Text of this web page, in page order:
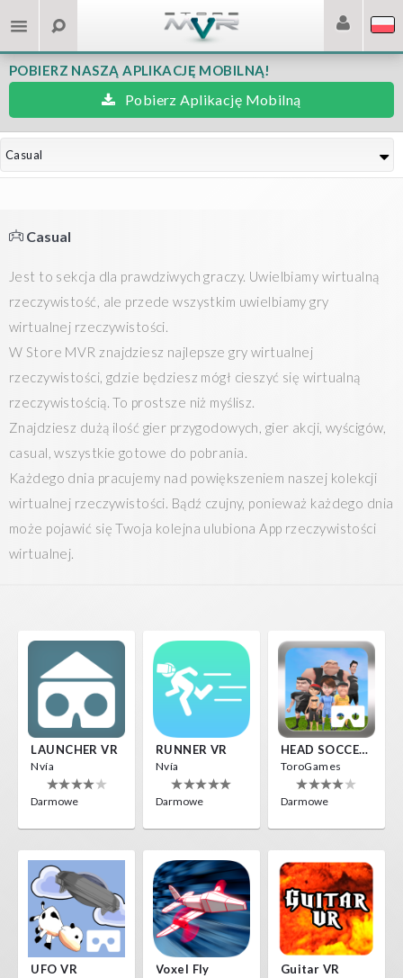
POBIERZ NASZĄ APLIKACJĘ MOBILNĄ!
Pobierz Aplikację Mobilną
Casual
Casual
Jest to sekcja dla prawdziwych graczy. Uwielbiamy wirtualną
rzeczywistość, ale przede wszystkim uwielbiamy gry
wirtualnej rzeczywistości.
W Store MVR znajdziesz najlepsze gry wirtualnej
rzeczywistości, gdzie będziesz mógł cieszyć się wirtualną
rzeczywistością. To prostsze niż myślisz.
Znajdziesz dużą ilość gier przygodowych, gier akcji, wyścigów,
casual, wszystkie gotowe do pobrania.
Każdego dnia pracujemy nad powiększeniem naszej kolekcji
wirtualnej rzeczywistości. Bądź czujny, ponieważ każdego dnia
może pojawić się Twoja kolejna ulubiona App rzeczywistości
wirtualnej.
LAUNCHER VR
Nvía
Darmowe
RUNNER VR
Nvía
Darmowe
HEAD SOCCER VR
ToroGames
Darmowe
UFO VR Voxel Fly Guitar VR